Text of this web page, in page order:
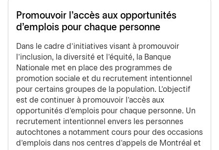
Promouvoir l’accès aux opportunités
d’emplois pour chaque personne
Dans le cadre d’initiatives visant à promouvoir
l’inclusion, la diversité et l’équité, la Banque
Nationale met en place des programmes de
promotion sociale et du recrutement intentionnel
pour certains groupes de la population. L’objectif
est de continuer à promouvoir l’accès aux
opportunités d’emplois pour chaque personne. Un
recrutement intentionnel envers les personnes
autochtones a notamment cours pour des occasions
d’emplois dans nos centres d’appels de Montréal et